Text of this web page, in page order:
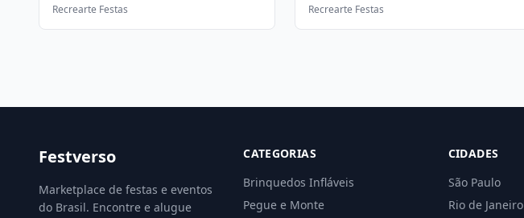
Recrearte Festas Recrearte Festas
Festverso
Marketplace de festas e eventos
do Brasil. Encontre e alugue
CATEGORIAS
Brinquedos Infláveis
Pegue e Monte
CIDADES
São Paulo
Rio de Janeiro